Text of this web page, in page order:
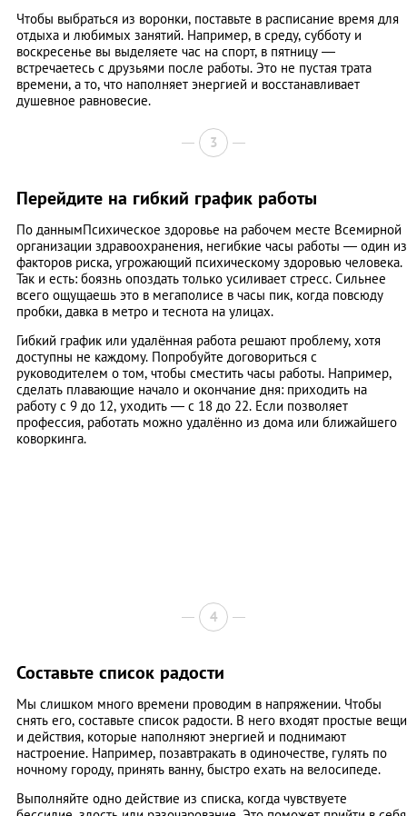
Чтобы выбраться из воронки, поставьте в расписание время для
отдыха и любимых занятий. Например, в среду, субботу и
воскресенье вы выделяете час на спорт, в пятницу —
встречаетесь с друзьями после работы. Это не пустая трата
времени, а то, что наполняет энергией и восстанавливает
душевное равновесие.
3
Перейдите на гибкий график работы
По даннымПсихическое здоровье на рабочем месте Всемирной
организации здравоохранения, негибкие часы работы — один из
факторов риска, угрожающий психическому здоровью человека.
Так и есть: боязнь опоздать только усиливает стресс. Сильнее
всего ощущаешь это в мегаполисе в часы пик, когда повсюду
пробки, давка в метро и теснота на улицах.
Гибкий график или удалённая работа решают проблему, хотя
доступны не каждому. Попробуйте договориться с
руководителем о том, чтобы сместить часы работы. Например,
сделать плавающие начало и окончание дня: приходить на
работу с 9 до 12, уходить — с 18 до 22. Если позволяет
профессия, работать можно удалённо из дома или ближайшего
коворкинга.
4
Составьте список радости
Мы слишком много времени проводим в напряжении. Чтобы
снять его, составьте список радости. В него входят простые вещи
и действия, которые наполняют энергией и поднимают
настроение. Например, позавтракать в одиночестве, гулять по
ночному городу, принять ванну, быстро ехать на велосипеде.
Выполняйте одно действие из списка, когда чувствуете